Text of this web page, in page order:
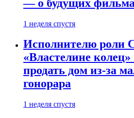
— о будущих
1 неделя спустя
Исполнителю роли
«Властелине
продать дом из-за
гонорара
1 неделя спустя